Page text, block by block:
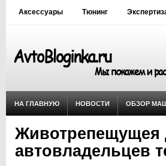
Аксессуары Тюнинг
НА ГЛАВНУЮ НОВОСТИ ОБЗОР
Животрепещущея
автовладельцев